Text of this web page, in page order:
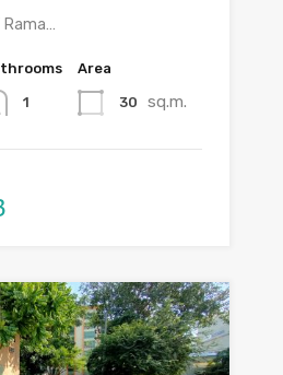
Rama…
1
Area
30 sq.m.